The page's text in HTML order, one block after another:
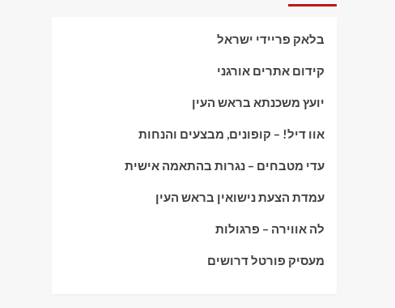
בלאק פריידי ישראל
קידום אתרים אורגני
יועץ משכנתא בראש העין
אוו דיל! – קופונים, מבצעים והנחות
עדי מטבחים – נגרות בהתאמה אישית
עמדת הצעת נישואין בראש העין
לה אווירה – פרגולות
מעסיק פורטל דרושים